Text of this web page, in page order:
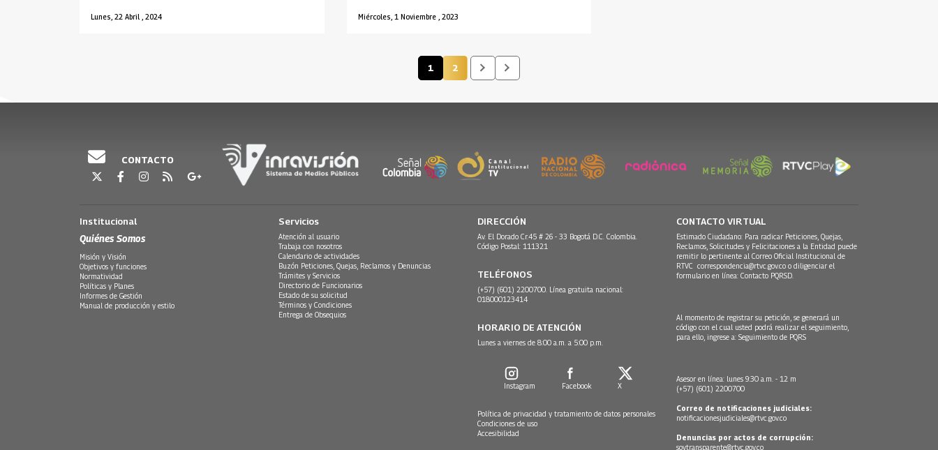
Lunes, 22 Abril , 2024 Miércoles, 1 Noviembre , 2023
Página actual
1 Página
2
CONTACTO
Institucional
Quiénes Somos
Misión y Visión
Objetivos y funciones
Normatividad
Políticas y Planes
Informes de Gestión
Manual de producción y estilo
Servicios
Atención al usuario
Trabaja con nosotros
Calendario de actividades
Buzón Peticiones, Quejas, Reclamos y Denuncias
Trámites y Servicios
Directorio de Funcionarios
Estado de su solicitud
Términos y Condiciones
Entrega de Obsequios
DIRECCIÓN
Av. El Dorado Cr.45 # 26 - 33 Bogotá D.C. Colombia.
Código Postal: 111321
TELÉFONOS
(+57) (601) 2200700. Línea gratuita nacional:
018000123414
HORARIO DE ATENCIÓN
Lunes a viernes de 8:00 a.m. a 5:00 p.m.
Instagram Facebook X
Política de privacidad y tratamiento de datos personales
Condiciones de uso
Accesibilidad
CONTACTO VIRTUAL
Estimado Ciudadano: Para radicar Peticiones, Quejas,
Reclamos, Solicitudes y Felicitaciones a la Entidad puede
remitir lo pertinente al Correo Oficial Institucional de
RTVC correspondencia@rtvc.gov.co o diligenciar el
formulario en línea: Contacto PQRSD.
Al momento de registrar su petición, se generará un
código con el cual usted podrá realizar el seguimiento,
para ello, ingrese a: Seguimiento de PQRS
Asesor en línea: lunes 9:30 a.m. - 12 m
(+57) (601) 2200700
Correo de notificaciones judiciales:
notificacionesjudiciales@rtvc.gov.co
Denuncias por actos de corrupción:
soytransparente@rtvc.gov.co